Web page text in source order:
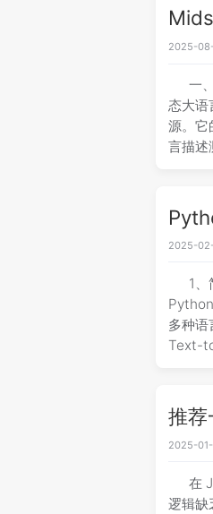
2025-
一
态大
源。它
言描述
2025-
1
多种
Text-
推
2025-
在
逻辑